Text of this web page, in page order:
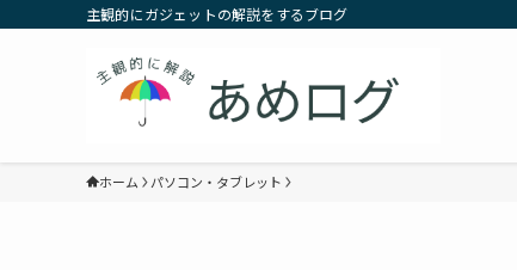
主観的にガジェットの解説をするブログ
ホーム パソコン・タブレット